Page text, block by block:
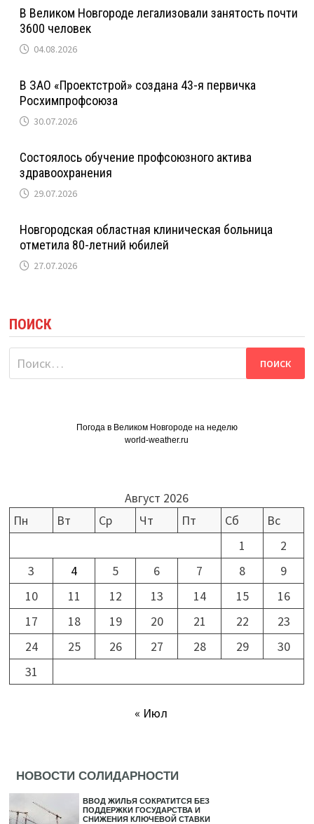
В Великом Новгороде легализовали занятость почти
3600 человек
04.08.2026
В ЗАО «Проектстрой» создана 43-я первичка
Росхимпрофсоюза
30.07.2026
Состоялось обучение профсоюзного актива
здравоохранения
29.07.2026
Новгородская областная клиническая больница
отметила 80-летний юбилей
27.07.2026
ПОИСК
Найти:
Погода в Великом Новгороде на неделю
world-weather.ru
Август 2026
Пн
Вт Ср Чт Пт Сб
Вс
1
2
3
4 5 6 7 8
9
10
11 12 13 14 15
16
17
18 19 20 21 22
23
24
25 26 27 28 29
30
31
« Июл
НОВОСТИ СОЛИДАРНОСТИ
ВВОД ЖИЛЬЯ СОКРАТИТСЯ БЕЗ
ПОДДЕРЖКИ ГОСУДАРСТВА И
СНИЖЕНИЯ КЛЮЧЕВОЙ СТАВКИ